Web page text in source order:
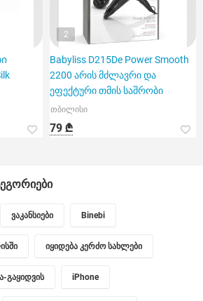
2
Babyliss D215De Power Smooth
2200 არის მძლავრი და
ეფექტური თმის საშრობი
თბილისი
79 ₾
ვაკანსიები Binebi
იყიდება კერძო სახლები
გაყიდვის iPhone